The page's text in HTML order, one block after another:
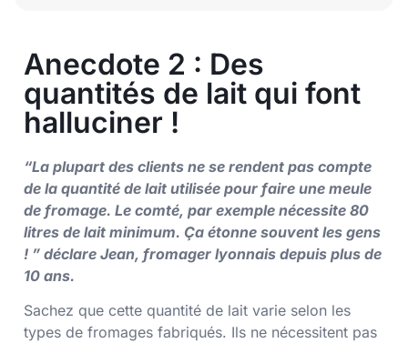
Anecdote 2 : Des
quantités de lait qui font
halluciner !
“La plupart des clients ne se rendent pas compte
de la quantité de lait utilisée pour faire une meule
de fromage. Le comté, par exemple nécessite 80
litres de lait minimum. Ça étonne souvent les gens
! ” déclare Jean, fromager lyonnais depuis plus de
10 ans.
Sachez que cette quantité de lait varie selon les
types de fromages fabriqués. Ils ne nécessitent pas